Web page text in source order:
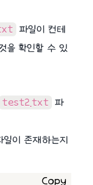
파일이 컨테
을 확인할 수 있
test2.txt 파
일이 존재하는지
Copy